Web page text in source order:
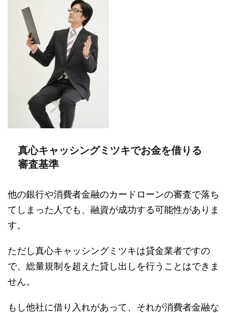
真心キャッシングミツキでお金を借りる
審査基準
他の銀行や消費者金融のカードローンの審査で落ち
てしまった人でも、融資が成功する可能性がありま
す。
ただし真心キャッシングミツキは貸金業者ですの
で、総量規制を超えた貸し出しを行うことはできま
せん。
もし他社に借り入れがあって、それが消費者金融な